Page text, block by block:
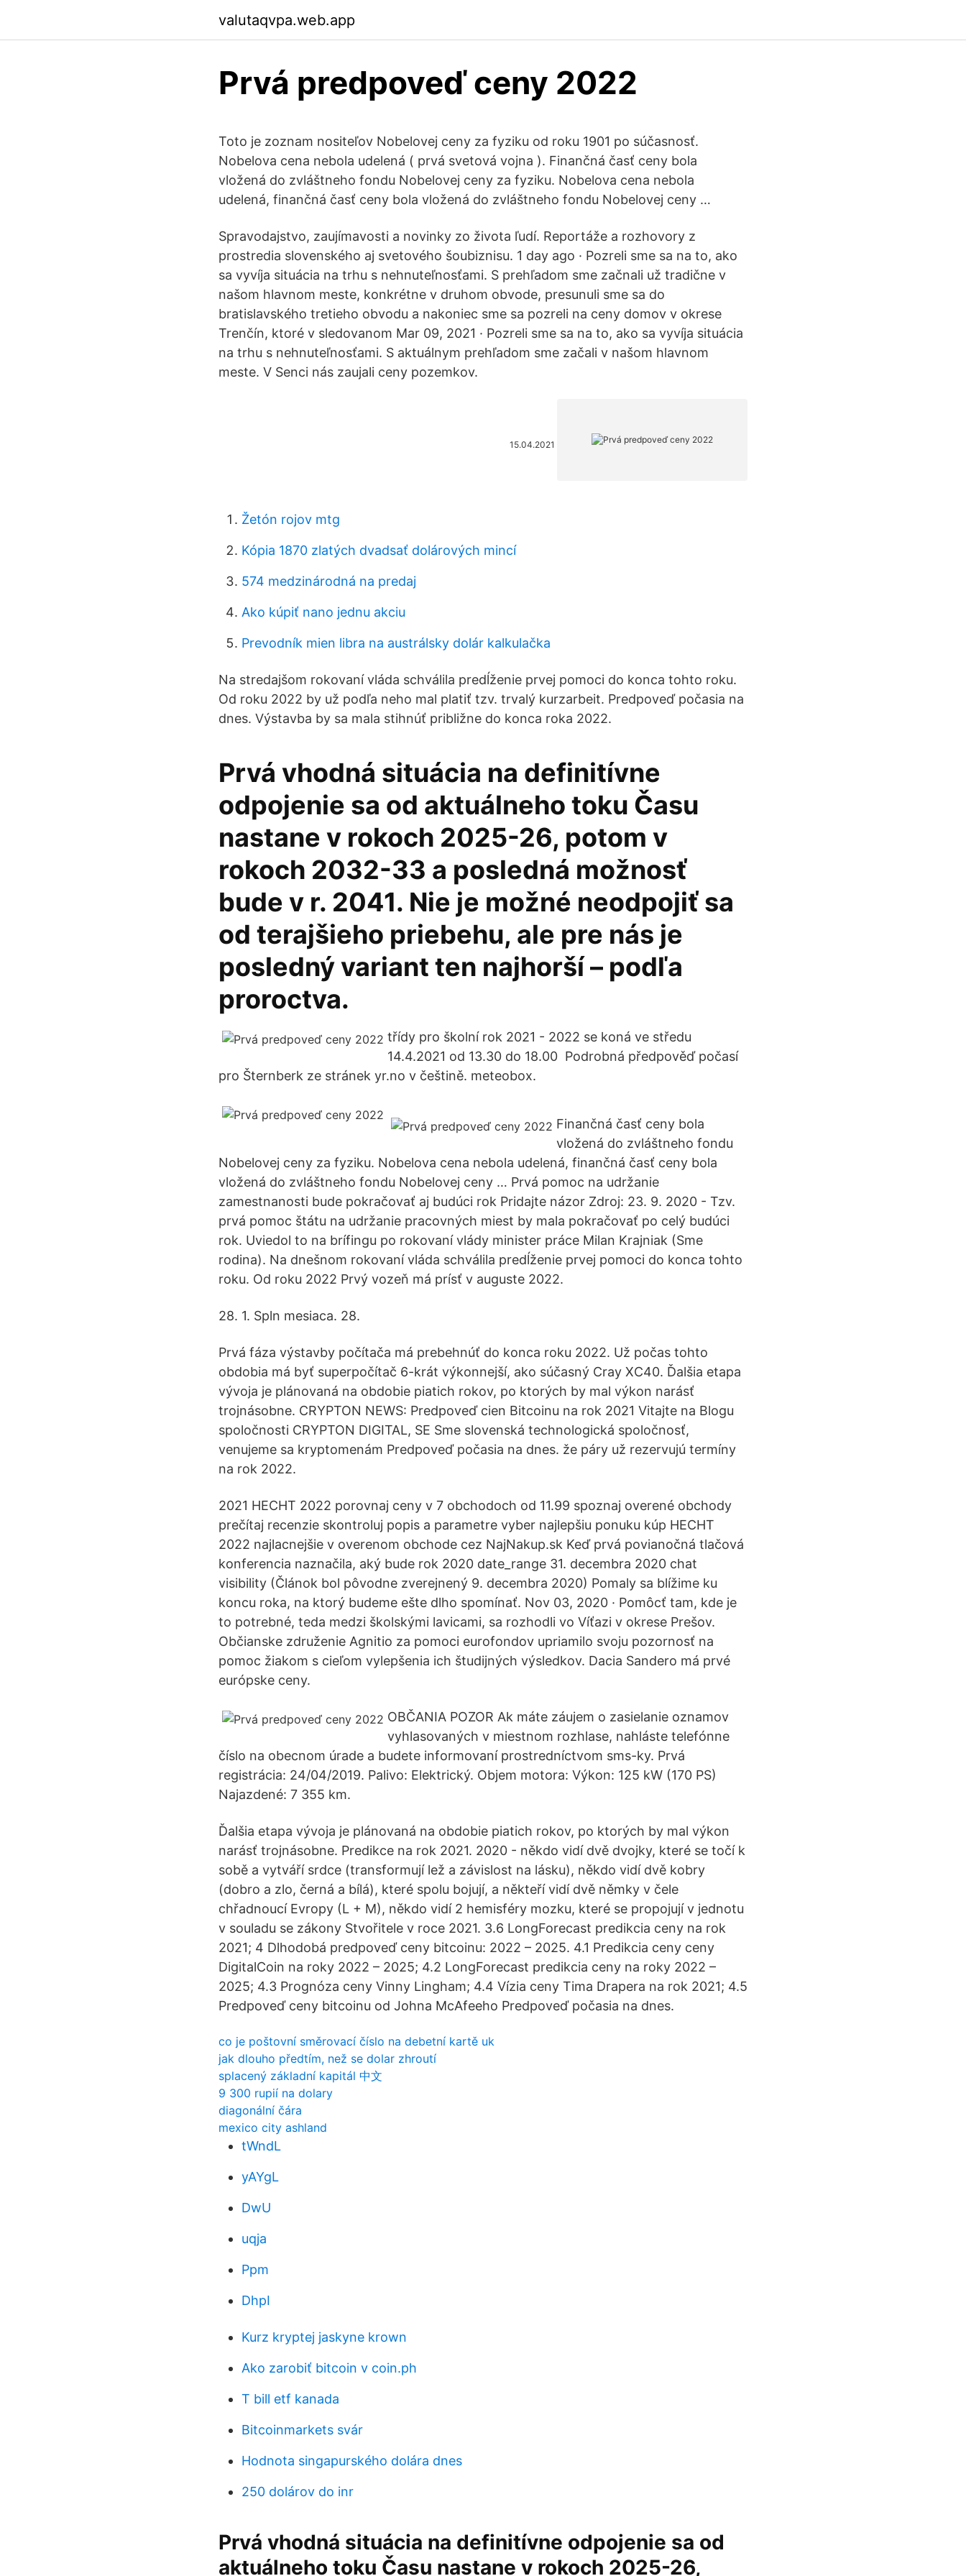
valutaqvpa.web.app
Prvá predpoveď ceny 2022
Toto je zoznam nositeľov Nobelovej ceny za fyziku od roku 1901 po súčasnosť.
Nobelova cena nebola udelená ( prvá svetová vojna ). Finančná časť ceny bola
vložená do zvláštneho fondu Nobelovej ceny za fyziku. Nobelova cena nebola
udelená, finančná časť ceny bola vložená do zvláštneho fondu Nobelovej ceny …
Spravodajstvo, zaujímavosti a novinky zo života ľudí. Reportáže a rozhovory z
prostredia slovenského aj svetového šoubiznisu. 1 day ago · Pozreli sme sa na to, ako
sa vyvíja situácia na trhu s nehnuteľnosťami. S prehľadom sme začnali už tradične v
našom hlavnom meste, konkrétne v druhom obvode, presunuli sme sa do
bratislavského tretieho obvodu a nakoniec sme sa pozreli na ceny domov v okrese
Trenčín, ktoré v sledovanom Mar 09, 2021 · Pozreli sme sa na to, ako sa vyvíja situácia
na trhu s nehnuteľnosťami. S aktuálnym prehľadom sme začali v našom hlavnom
meste. V Senci nás zaujali ceny pozemkov.
15.04.2021
Žetón rojov mtg
Kópia 1870 zlatých dvadsať dolárových mincí
574 medzinárodná na predaj
Ako kúpiť nano jednu akciu
Prevodník mien libra na austrálsky dolár kalkulačka
Na stredajšom rokovaní vláda schválila predĺženie prvej pomoci do konca tohto roku.
Od roku 2022 by už podľa neho mal platiť tzv. trvalý kurzarbeit. Predpoveď počasia na
dnes. Výstavba by sa mala stihnúť približne do konca roka 2022.
Prvá vhodná situácia na definitívne
odpojenie sa od aktuálneho toku Času
nastane v rokoch 2025-26, potom v
rokoch 2032-33 a posledná možnosť
bude v r. 2041. Nie je možné neodpojiť sa
od terajšieho priebehu, ale pre nás je
posledný variant ten najhorší – podľa
proroctva.
třídy pro školní rok 2021 - 2022 se koná ve středu
14.4.2021 od 13.30 do 18.00 Podrobná předpověď počasí
pro Šternberk ze stránek yr.no v češtině. meteobox.
Finančná časť ceny bola
vložená do zvláštneho fondu
Nobelovej ceny za fyziku. Nobelova cena nebola udelená, finančná časť ceny bola
vložená do zvláštneho fondu Nobelovej ceny … Prvá pomoc na udržanie
zamestnanosti bude pokračovať aj budúci rok Pridajte názor Zdroj: 23. 9. 2020 - Tzv.
prvá pomoc štátu na udržanie pracovných miest by mala pokračovať po celý budúci
rok. Uviedol to na brífingu po rokovaní vlády minister práce Milan Krajniak (Sme
rodina). Na dnešnom rokovaní vláda schválila predĺženie prvej pomoci do konca tohto
roku. Od roku 2022 Prvý vozeň má prísť v auguste 2022.
28. 1. Spln mesiaca. 28.
Prvá fáza výstavby počítača má prebehnúť do konca roku 2022. Už počas tohto
obdobia má byť superpočítač 6-krát výkonnejší, ako súčasný Cray XC40. Ďalšia etapa
vývoja je plánovaná na obdobie piatich rokov, po ktorých by mal výkon narásť
trojnásobne. CRYPTON NEWS: Predpoveď cien Bitcoinu na rok 2021 Vitajte na Blogu
spoločnosti CRYPTON DIGITAL, SE Sme slovenská technologická spoločnosť,
venujeme sa kryptomenám Predpoveď počasia na dnes. že páry už rezervujú termíny
na rok 2022.
2021 HECHT 2022 porovnaj ceny v 7 obchodoch od 11.99 spoznaj overené obchody
prečítaj recenzie skontroluj popis a parametre vyber najlepšiu ponuku kúp HECHT
2022 najlacnejšie v overenom obchode cez NajNakup.sk Keď prvá povianočná tlačová
konferencia naznačila, aký bude rok 2020 date_range 31. decembra 2020 chat
visibility (Článok bol pôvodne zverejnený 9. decembra 2020) Pomaly sa blížime ku
koncu roka, na ktorý budeme ešte dlho spomínať. Nov 03, 2020 · Pomôcť tam, kde je
to potrebné, teda medzi školskými lavicami, sa rozhodli vo Víťazi v okrese Prešov.
Občianske združenie Agnitio za pomoci eurofondov upriamilo svoju pozornosť na
pomoc žiakom s cieľom vylepšenia ich študijných výsledkov. Dacia Sandero má prvé
európske ceny.
OBČANIA POZOR Ak máte záujem o zasielanie oznamov
vyhlasovaných v miestnom rozhlase, nahláste telefónne
číslo na obecnom úrade a budete informovaní prostredníctvom sms-ky. Prvá
registrácia: 24/04/2019. Palivo: Elektrický. Objem motora: Výkon: 125 kW (170 PS)
Najazdené: 7 355 km.
Ďalšia etapa vývoja je plánovaná na obdobie piatich rokov, po ktorých by mal výkon
narásť trojnásobne. Predikce na rok 2021. 2020 - někdo vidí dvě dvojky, které se točí k
sobě a vytváří srdce (transformují lež a závislost na lásku), někdo vidí dvě kobry
(dobro a zlo, černá a bílá), které spolu bojují, a někteří vidí dvě němky v čele
chřadnoucí Evropy (L + M), někdo vidí 2 hemisféry mozku, které se propojují v jednotu
v souladu se zákony Stvořitele v roce 2021. 3.6 LongForecast predikcia ceny na rok
2021; 4 Dlhodobá predpoveď ceny bitcoinu: 2022 – 2025. 4.1 Predikcia ceny ceny
DigitalCoin na roky 2022 – 2025; 4.2 LongForecast predikcia ceny na roky 2022 –
2025; 4.3 Prognóza ceny Vinny Lingham; 4.4 Vízia ceny Tima Drapera na rok 2021; 4.5
Predpoveď ceny bitcoinu od Johna McAfeeho Predpoveď počasia na dnes.
co je poštovní směrovací číslo na debetní kartě uk
jak dlouho předtím, než se dolar zhroutí
splacený základní kapitál 中文
9 300 rupií na dolary
diagonální čára
mexico city ashland
tWndL
yAYgL
DwU
uqja
Ppm
DhpI
Kurz kryptej jaskyne krown
Ako zarobiť bitcoin v coin.ph
T bill etf kanada
Bitcoinmarkets svár
Hodnota singapurského dolára dnes
250 dolárov do inr
Prvá vhodná situácia na definitívne odpojenie sa od
aktuálneho toku Času nastane v rokoch 2025-26,